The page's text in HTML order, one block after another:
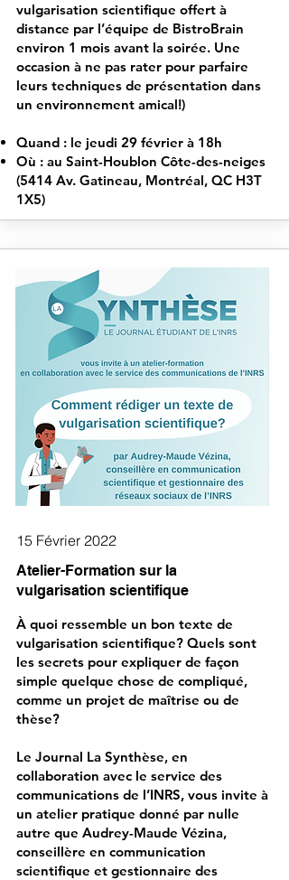
vulgarisation scientifique offert à
distance par l’équipe de BistroBrain
environ 1 mois avant la soirée. Une
occasion à ne pas rater pour parfaire
leurs techniques de présentation dans
un environnement amical!)
Quand : le jeudi 29 février à 18h
Où : au Saint-Houblon Côte-des-neiges
(5414 Av. Gatineau, Montréal, QC H3T
1X5)
15 Février 2022
Atelier-Formation sur la
vulgarisation scientifique
À quoi ressemble un bon texte de
vulgarisation scientifique? Quels sont
les secrets pour expliquer de façon
simple quelque chose de compliqué,
comme un projet de maîtrise ou de
thèse?
Le Journal La Synthèse, en
collaboration avec le service des
communications de l’INRS, vous invite à
un atelier pratique donné par nulle
autre que Audrey-Maude Vézina,
conseillère en communication
scientifique et gestionnaire des